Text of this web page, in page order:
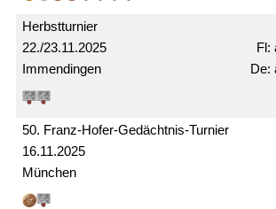
22./23.11.2025
Herbst­turnier
Immendingen
16.11.2025
50. Franz-Hofer-Gedächtnis-Turnier
München